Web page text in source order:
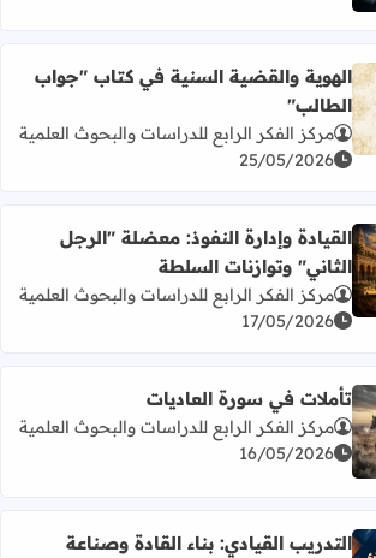
عن الهوية والقضية السنية في كتاب "جواب
الهوية والقضية السنية في كتاب "جواب
الطالب"
مركز الفكر الرابع للدراسات والبحوث العلمية
25/05/2026
عن القيادة وإدارة النفوذ: معضلة "الرجل الثاني"
القيادة وإدارة النفوذ: معضلة "الرجل
الثاني" وتوازنات السلطة
مركز الفكر الرابع للدراسات والبحوث العلمية
17/05/2026
عن تأملات في سورة العاديات
تأملات في سورة العاديات
مركز الفكر الرابع للدراسات والبحوث العلمية
16/05/2026
التدريب القيادي: بناء القادة وصناعة